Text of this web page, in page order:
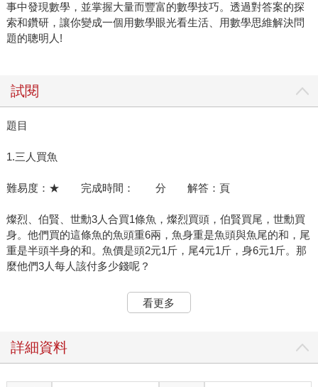
事中發現數學，並掌握大量而豐富的數學技巧。透過對答案的探
索和鑽研，讓你變成一個用數學眼光看生活、用數學思維解決問
題的聰明人!
試閱
題目
1.三人買魚
難易度：★ 完成時間： 分 解答：頁
燦烈、伯賢、世勳3人合買1條魚，燦烈買頭，伯賢買尾，世勳買
身。他們買的這條魚的魚頭重6兩，魚身重是魚頭與魚尾的和，尾
重是半頭半身的和。魚價是頭2元1斤，尾4元1斤，身6元1斤。那
麼他們3人每人該付多少錢呢？
看更多
詳細資料